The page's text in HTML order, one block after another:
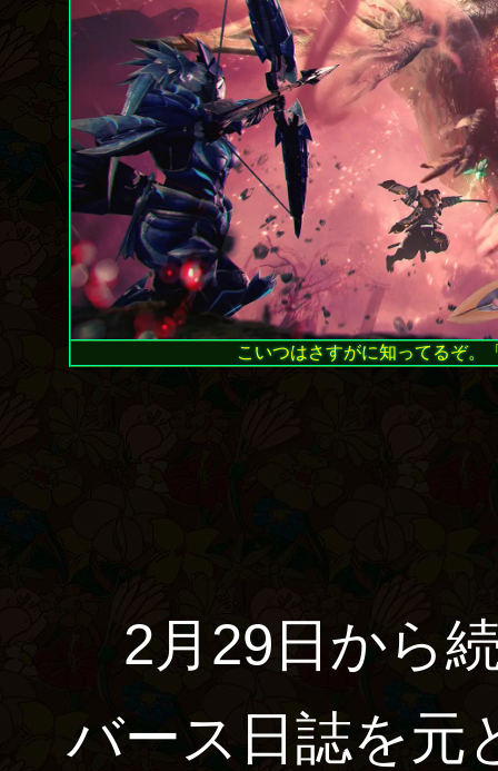
こいつはさすがに知ってるぞ。
2月29日から
バース日誌を元